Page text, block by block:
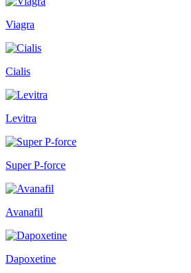
Viagra
Cialis
Levitra
Super P-force
Avanafil
Dapoxetine